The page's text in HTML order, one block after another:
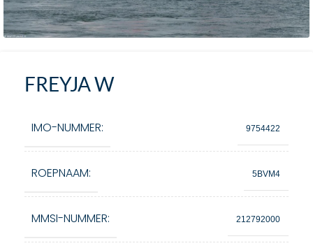
FREYJA W
IMO-NUMMER: 9754422
ROEPNAAM: 5BVM4
MMSI-NUMMER: 212792000